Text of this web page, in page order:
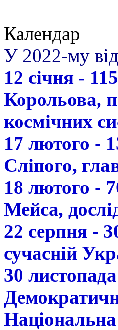
Календар
У 2022-му
12 січня -
Корольова,
космічних
17 лютого -
Сліпого,
18 лютого -
Мейса,
22 серпня -
сучасній
30